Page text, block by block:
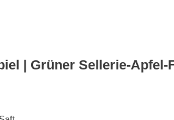
| Grüner Sellerie-Apfel-